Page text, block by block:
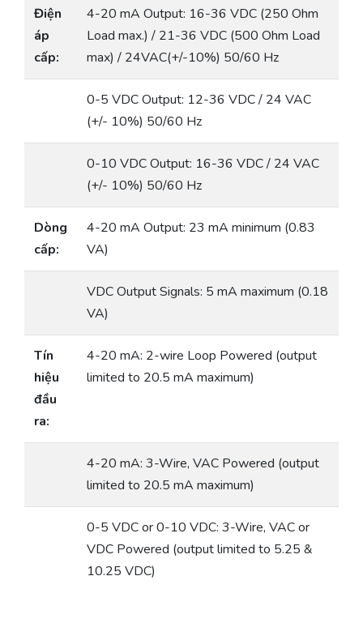
Điện
áp
cấp:
4-20 mA Output: 16-36 VDC (250 Ohm
Load max.) / 21-36 VDC (500 Ohm Load
max) / 24VAC(+/-10%) 50/60 Hz
0-5 VDC Output: 12-36 VDC / 24 VAC
(+/- 10%) 50/60 Hz
0-10 VDC Output: 16-36 VDC / 24 VAC
(+/- 10%) 50/60 Hz
Dòng
cấp:
4-20 mA Output: 23 mA minimum (0.83
VA)
VDC Output Signals: 5 mA maximum (0.18
VA)
Tín
hiệu
đầu
ra:
4-20 mA: 2-wire Loop Powered (output
limited to 20.5 mA maximum)
4-20 mA: 3-Wire, VAC Powered (output
limited to 20.5 mA maximum)
0-5 VDC or 0-10 VDC: 3-Wire, VAC or
VDC Powered (output limited to 5.25 &
10.25 VDC)